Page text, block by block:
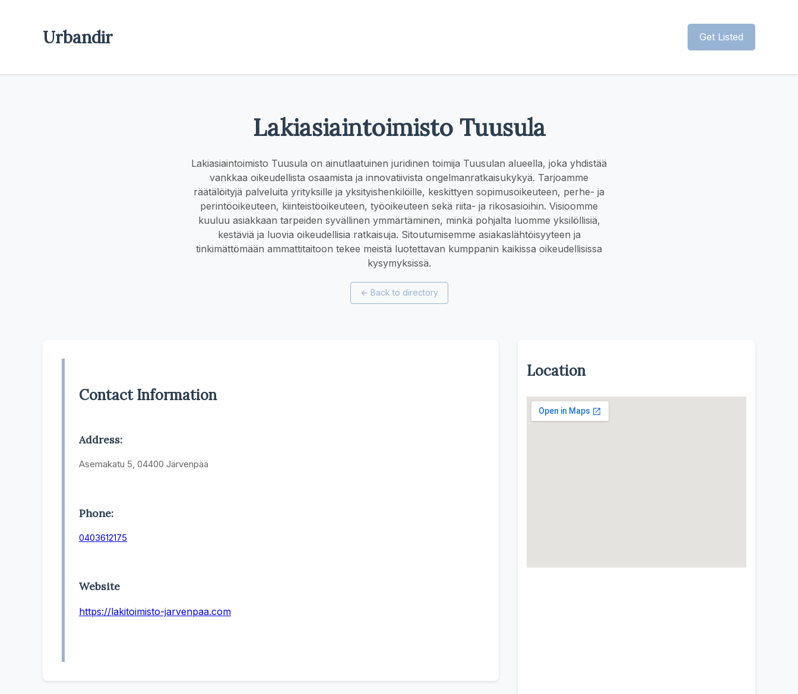
Urbandir Get Listed
Lakiasiaintoimisto Tuusula
Lakiasiaintoimisto Tuusula on ainutlaatuinen juridinen toimija Tuusulan alueella, joka yhdistää
vankkaa oikeudellista osaamista ja innovatiivista ongelmanratkaisukykyä. Tarjoamme
räätälöityjä palveluita yrityksille ja yksityishenkilöille, keskittyen sopimusoikeuteen, perhe- ja
perintöoikeuteen, kiinteistöoikeuteen, työoikeuteen sekä riita- ja rikosasioihin. Visioomme
kuuluu asiakkaan tarpeiden syvällinen ymmärtäminen, minkä pohjalta luomme yksilöllisiä,
kestäviä ja luovia oikeudellisia ratkaisuja. Sitoutumisemme asiakaslähtöisyyteen ja
tinkimättömään ammattitaitoon tekee meistä luotettavan kumppanin kaikissa oikeudellisissa
kysymyksissä.
← Back to directory
Contact Information
Address:
Asemakatu 5, 04400 Järvenpää
Phone:
0403612175
Website
https://lakitoimisto-jarvenpaa.com
Location